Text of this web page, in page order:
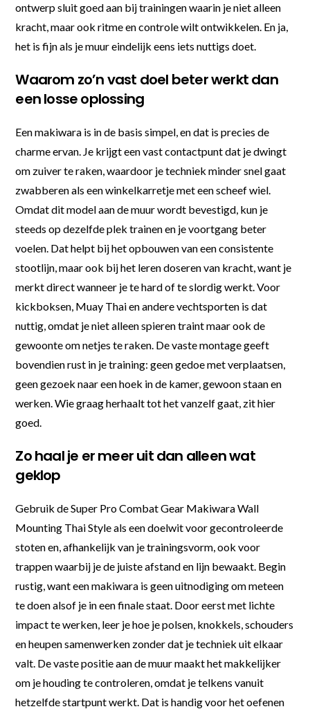
ontwerp sluit goed aan bij trainingen waarin je niet alleen
kracht, maar ook ritme en controle wilt ontwikkelen. En ja,
het is fijn als je muur eindelijk eens iets nuttigs doet.
Waarom zo’n vast doel beter werkt dan
een losse oplossing
Een makiwara is in de basis simpel, en dat is precies de
charme ervan. Je krijgt een vast contactpunt dat je dwingt
om zuiver te raken, waardoor je techniek minder snel gaat
zwabberen als een winkelkarretje met een scheef wiel.
Omdat dit model aan de muur wordt bevestigd, kun je
steeds op dezelfde plek trainen en je voortgang beter
voelen. Dat helpt bij het opbouwen van een consistente
stootlijn, maar ook bij het leren doseren van kracht, want je
merkt direct wanneer je te hard of te slordig werkt. Voor
kickboksen, Muay Thai en andere vechtsporten is dat
nuttig, omdat je niet alleen spieren traint maar ook de
gewoonte om netjes te raken. De vaste montage geeft
bovendien rust in je training: geen gedoe met verplaatsen,
geen gezoek naar een hoek in de kamer, gewoon staan en
werken. Wie graag herhaalt tot het vanzelf gaat, zit hier
goed.
Zo haal je er meer uit dan alleen wat
geklop
Gebruik de Super Pro Combat Gear Makiwara Wall
Mounting Thai Style als een doelwit voor gecontroleerde
stoten en, afhankelijk van je trainingsvorm, ook voor
trappen waarbij je de juiste afstand en lijn bewaakt. Begin
rustig, want een makiwara is geen uitnodiging om meteen
te doen alsof je in een finale staat. Door eerst met lichte
impact te werken, leer je hoe je polsen, knokkels, schouders
en heupen samenwerken zonder dat je techniek uit elkaar
valt. De vaste positie aan de muur maakt het makkelijker
om je houding te controleren, omdat je telkens vanuit
hetzelfde startpunt werkt. Dat is handig voor het oefenen